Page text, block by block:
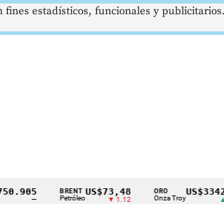
BRENT
Petróleo
US$73,48
▼ 1.12
ORO
Onza Troy
US$3342,60
estadísticos, funcionales y